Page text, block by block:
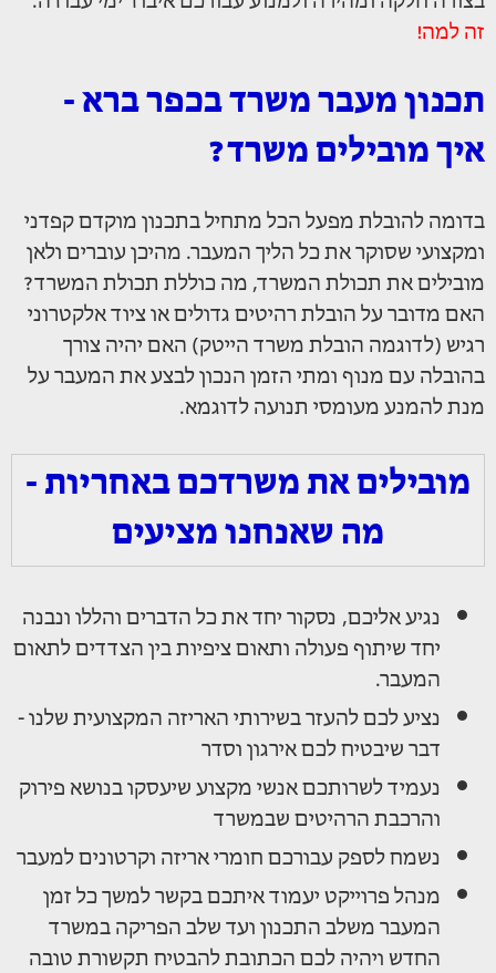
זה למה!
תכנון מעבר משרד בכפר ברא -
איך מובילים משרד?
בדומה להובלת מפעל הכל מתחיל בתכנון מוקדם קפדני
ומקצועי שסוקר את כל הליך המעבר. מהיכן עוברים ולאן
מובילים את תכולת המשרד, מה כוללת תכולת המשרד?
האם מדובר על הובלת רהיטים גדולים או ציוד אלקטרוני
רגיש (לדוגמה הובלת משרד הייטק) האם יהיה צורך
בהובלה עם מנוף ומתי הזמן הנכון לבצע את המעבר על
מנת להמנע מעומסי תנועה לדוגמא.
מובילים את משרדכם באחריות -
מה שאנחנו מציעים
נגיע אליכם, נסקור יחד את כל הדברים והללו ונבנה
יחד שיתוף פעולה ותאום ציפיות בין הצדדים לתאום
המעבר.
נציע לכם להעזר בשירותי האריזה המקצועית שלנו -
דבר שיבטיח לכם אירגון וסדר
נעמיד לשרותכם אנשי מקצוע שיעסקו בנושא פירוק
והרכבת הרהיטים שבמשרד
נשמח לספק עבורכם חומרי אריזה וקרטונים למעבר
מנהל פרוייקט יעמוד איתכם בקשר למשך כל זמן
המעבר משלב התכנון ועד שלב הפריקה במשרד
החדש ויהיה לכם הכתובת להבטיח תקשורת טובה